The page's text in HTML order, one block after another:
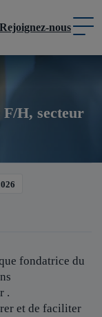
Rejoignez-nous
F/H, secteur
fondatrice du
.
et de faciliter